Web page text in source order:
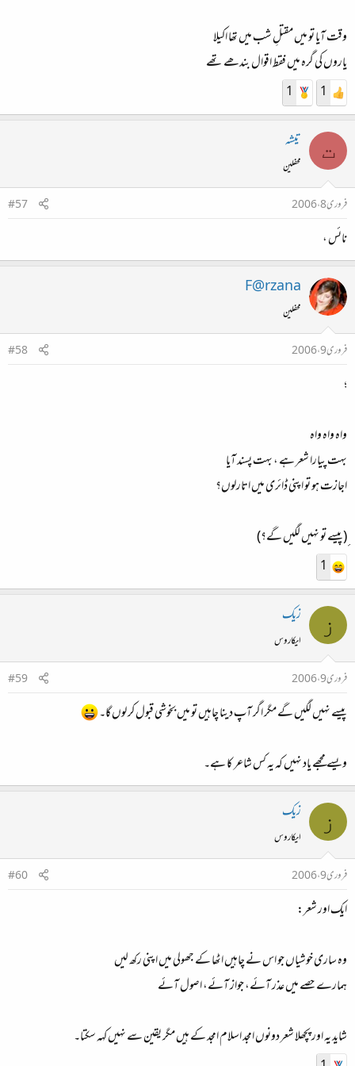
وقت آیا تو میں مقتلِ شب میں تھا اکیلا
یاروں کی گرہ میں فقط اقوال بندھے تھے
1
1
ت تیشہ
محفلین
فروری 8، 2006
#57
نائس ،
F@rzana
محفلین
فروری 9، 2006
#58
؛
واہ واہ واہ
بہت پیارا شعر ہے ، بہت پسند آیا
اجازت ہو تو اپنی ڈائری میں اتارلوں؟
ٕ(پیسے تو نہیں لگیں گے؟)
1
ز زیک
ایکاروس
فروری 9، 2006
#59
پیسے نہیں لگیں گے مگر اگر آپ دینا چاہیں تو میں بخوشی قبول کر لوں گا۔
ویسے مجھے یاد نہیں کہ یہ کس شاعر کا ہے۔
ز زیک
ایکاروس
فروری 9، 2006
#60
ایک اور شعر:
وہ ساری خوشیاں جو اس نے چاہیں اٹھا کے جھولی میں اپنی رکھ لیں
ہمارے حصے میں عذر آئے، جواز آئے، اصول آئے
شاید یہ اور پچھلا شعر دونوں امجد اسلام امجد کے ہیں مگر یقین سے نہیں کہہ سکتا۔